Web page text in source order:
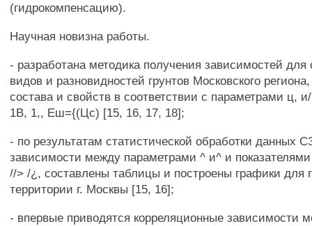
(гидрокомпенсацию).
Научная новизна работы.
- разработана методика получения зависимостей для
видов и разновидностей грунтов Московского
состава и свойств в соответствии с параметрами ц,
1В, 1,, Еш={(Цс) [15, 16, 17, 18];
- по результатам статистической обработки данных
зависимости между параметрами ^ и^ и
//> /¿, составлены таблицы и построены графики для
территории г. Москвы [15, 16];
- впервые приводятся корреляционные зависимости